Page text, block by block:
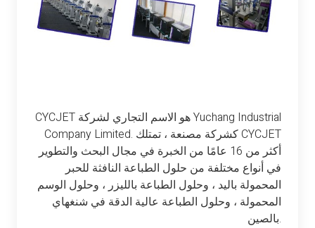
CYCJET هو الاسم التجاري لشركة Yuchang Industrial
Company Limited. كشركة مصنعة ، تمتلك CYCJET
أكثر من 16 عامًا من الخبرة في مجال البحث والتطوير
في أنواع مختلفة من حلول الطباعة النافثة للحبر
المحمولة باليد ، وحلول الطباعة بالليزر ، وحلول الوسم
المحمولة ، وحلول الطباعة عالية الدقة في شنغهاي
بالصين.